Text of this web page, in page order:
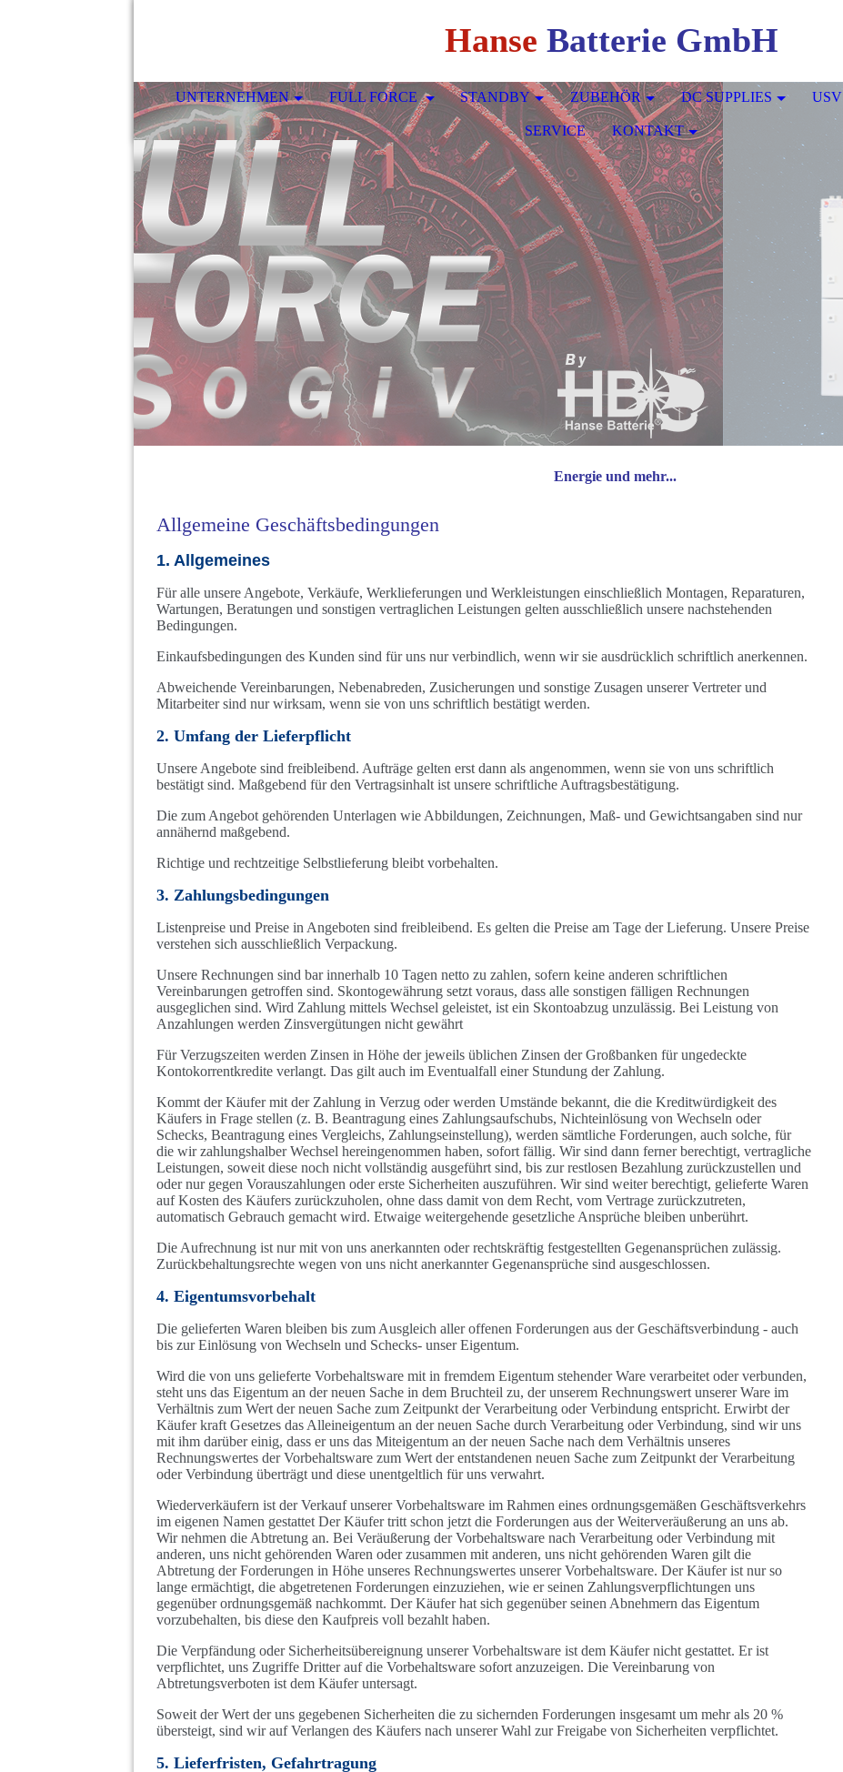
Hanse Batterie GmbH
UNTERNEHMEN FULL FORCE STANDBY ZUBEHÖR DC SUPPLIES USV
SERVICE KONTAKT
Energie und mehr...
Allgemeine Geschäftsbedingungen
1. Allgemeines
Für alle unsere Angebote, Verkäufe, Werklieferungen und Werkleistungen einschließlich Montagen, Reparaturen,
Wartungen, Beratungen und sonstigen vertraglichen Leistungen gelten ausschließlich unsere nachstehenden
Bedingungen.
Einkaufsbedingungen des Kunden sind für uns nur verbindlich, wenn wir sie ausdrücklich schriftlich anerkennen.
Abweichende Vereinbarungen, Nebenabreden, Zusicherungen und sonstige Zusagen unserer Vertreter und
Mitarbeiter sind nur wirksam, wenn sie von uns schriftlich bestätigt werden.
2. Umfang der Lieferpflicht
Unsere Angebote sind freibleibend. Aufträge gelten erst dann als angenommen, wenn sie von uns schriftlich
bestätigt sind. Maßgebend für den Vertragsinhalt ist unsere schriftliche Auftragsbestätigung.
Die zum Angebot gehörenden Unterlagen wie Abbildungen, Zeichnungen, Maß- und Gewichtsangaben sind nur
annähernd maßgebend.
Richtige und rechtzeitige Selbstlieferung bleibt vorbehalten.
3. Zahlungsbedingungen
Listenpreise und Preise in Angeboten sind freibleibend. Es gelten die Preise am Tage der Lieferung. Unsere Preise
verstehen sich ausschließlich Verpackung.
Unsere Rechnungen sind bar innerhalb 10 Tagen netto zu zahlen, sofern keine anderen schriftlichen
Vereinbarungen getroffen sind. Skontogewährung setzt voraus, dass alle sonstigen fälligen Rechnungen
ausgeglichen sind. Wird Zahlung mittels Wechsel geleistet, ist ein Skontoabzug unzulässig. Bei Leistung von
Anzahlungen werden Zinsvergütungen nicht gewährt
Für Verzugszeiten werden Zinsen in Höhe der jeweils üblichen Zinsen der Großbanken für ungedeckte
Kontokorrentkredite verlangt. Das gilt auch im Eventualfall einer Stundung der Zahlung.
Kommt der Käufer mit der Zahlung in Verzug oder werden Umstände bekannt, die die Kreditwürdigkeit des
Käufers in Frage stellen (z. B. Beantragung eines Zahlungsaufschubs, Nichteinlösung von Wechseln oder
Schecks, Beantragung eines Vergleichs, Zahlungseinstellung), werden sämtliche Forderungen, auch solche, für
die wir zahlungshalber Wechsel hereingenommen haben, sofort fällig. Wir sind dann ferner berechtigt, vertragliche
Leistungen, soweit diese noch nicht vollständig ausgeführt sind, bis zur restlosen Bezahlung zurückzustellen und
oder nur gegen Vorauszahlungen oder erste Sicherheiten auszuführen. Wir sind weiter berechtigt, gelieferte Waren
auf Kosten des Käufers zurückzuholen, ohne dass damit von dem Recht, vom Vertrage zurückzutreten,
automatisch Gebrauch gemacht wird. Etwaige weitergehende gesetzliche Ansprüche bleiben unberührt.
Die Aufrechnung ist nur mit von uns anerkannten oder rechtskräftig festgestellten Gegenansprüchen zulässig.
Zurückbehaltungsrechte wegen von uns nicht anerkannter Gegenansprüche sind ausgeschlossen.
4. Eigentumsvorbehalt
Die gelieferten Waren bleiben bis zum Ausgleich aller offenen Forderungen aus der Geschäftsverbindung - auch
bis zur Einlösung von Wechseln und Schecks- unser Eigentum.
Wird die von uns gelieferte Vorbehaltsware mit in fremdem Eigentum stehender Ware verarbeitet oder verbunden,
steht uns das Eigentum an der neuen Sache in dem Bruchteil zu, der unserem Rechnungswert unserer Ware im
Verhältnis zum Wert der neuen Sache zum Zeitpunkt der Verarbeitung oder Verbindung entspricht. Erwirbt der
Käufer kraft Gesetzes das Alleineigentum an der neuen Sache durch Verarbeitung oder Verbindung, sind wir uns
mit ihm darüber einig, dass er uns das Miteigentum an der neuen Sache nach dem Verhältnis unseres
Rechnungswertes der Vorbehaltsware zum Wert der entstandenen neuen Sache zum Zeitpunkt der Verarbeitung
oder Verbindung überträgt und diese unentgeltlich für uns verwahrt.
Wiederverkäufern ist der Verkauf unserer Vorbehaltsware im Rahmen eines ordnungsgemäßen Geschäftsverkehrs
im eigenen Namen gestattet Der Käufer tritt schon jetzt die Forderungen aus der Weiterveräußerung an uns ab.
Wir nehmen die Abtretung an. Bei Veräußerung der Vorbehaltsware nach Verarbeitung oder Verbindung mit
anderen, uns nicht gehörenden Waren oder zusammen mit anderen, uns nicht gehörenden Waren gilt die
Abtretung der Forderungen in Höhe unseres Rechnungswertes unserer Vorbehaltsware. Der Käufer ist nur so
lange ermächtigt, die abgetretenen Forderungen einzuziehen, wie er seinen Zahlungsverpflichtungen uns
gegenüber ordnungsgemäß nachkommt. Der Käufer hat sich gegenüber seinen Abnehmern das Eigentum
vorzubehalten, bis diese den Kaufpreis voll bezahlt haben.
Die Verpfändung oder Sicherheitsübereignung unserer Vorbehaltsware ist dem Käufer nicht gestattet. Er ist
verpflichtet, uns Zugriffe Dritter auf die Vorbehaltsware sofort anzuzeigen. Die Vereinbarung von
Abtretungsverboten ist dem Käufer untersagt.
Soweit der Wert der uns gegebenen Sicherheiten die zu sichernden Forderungen insgesamt um mehr als 20 %
übersteigt, sind wir auf Verlangen des Käufers nach unserer Wahl zur Freigabe von Sicherheiten verpflichtet.
5. Lieferfristen, Gefahrtragung